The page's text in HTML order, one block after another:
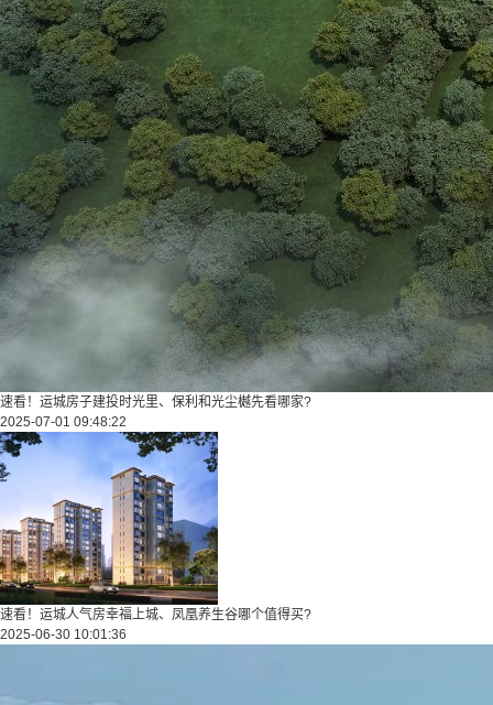
速看！运城房子建投时光里、保利和光尘樾先看哪家?
2025-07-01 09:48:22
速看！运城人气房幸福上城、凤凰养生谷哪个值得买?
2025-06-30 10:01:36